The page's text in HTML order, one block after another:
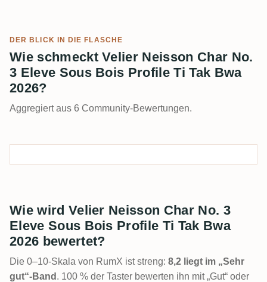
DER BLICK IN DIE FLASCHE
Wie schmeckt Velier Neisson Char No.
3 Eleve Sous Bois Profile Ti Tak Bwa
2026?
Aggregiert aus 6 Community-Bewertungen.
Wie wird Velier Neisson Char No. 3
Eleve Sous Bois Profile Ti Tak Bwa
2026 bewertet?
Die 0–10-Skala von RumX ist streng: 8,2 liegt im „Sehr
gut“-Band . 100 % der Taster bewerten ihn mit „Gut“ oder